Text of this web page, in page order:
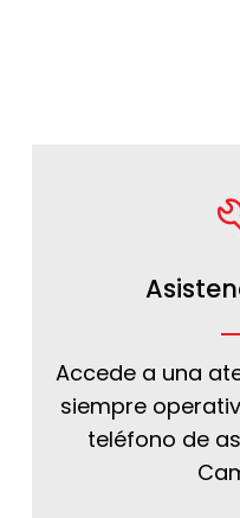
Accede a una
siempre
teléfono de